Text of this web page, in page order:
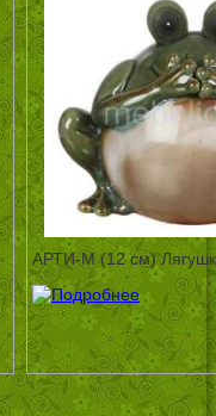
АРТИ-М (12 см)